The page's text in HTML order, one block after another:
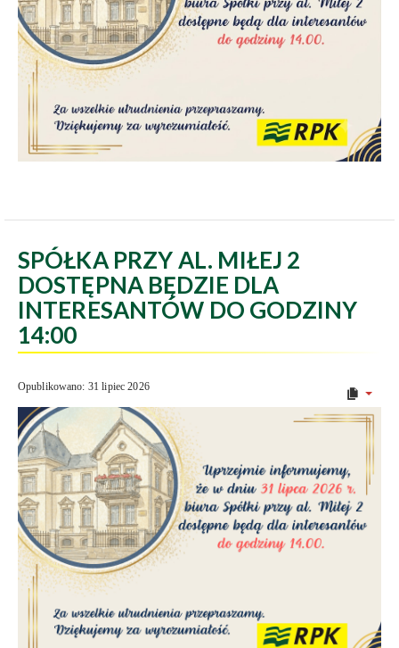
SPÓŁKA PRZY AL. MIŁEJ 2
DOSTĘPNA BĘDZIE DLA
INTERESANTÓW DO GODZINY
14:00
Opublikowano: 31 lipiec 2026